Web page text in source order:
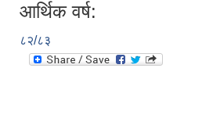
आर्थिक वर्ष:
८२/८३